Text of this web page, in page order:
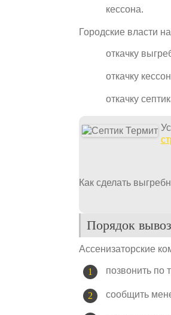
кессона.
Городские власти
откачку
откачку
откачку
Как сделать
Порядок
Ассенизаторские
позвонить по
сообщить